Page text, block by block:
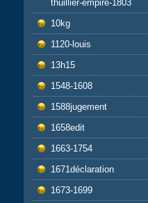
thuillier-empire-1803
10kg
1120-louis
13h15
1548-1608
1588jugement
1658edit
1663-1754
1671déclaration
1673-1699